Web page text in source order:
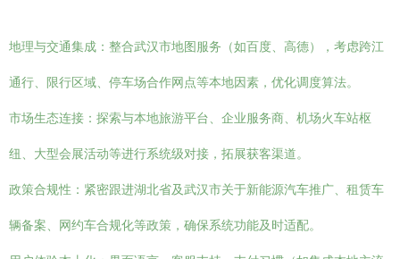
地理与交通集成：整合武汉市地图服务（如百度、高德），考虑跨江
通行、限行区域、停车场合作网点等本地因素，优化调度算法。
市场生态连接：探索与本地旅游平台、企业服务商、机场火车站枢
纽、大型会展活动等进行系统级对接，拓展获客渠道。
政策合规性：紧密跟进湖北省及武汉市关于新能源汽车推广、租赁车
辆备案、网约车合规化等政策，确保系统功能及时适配。